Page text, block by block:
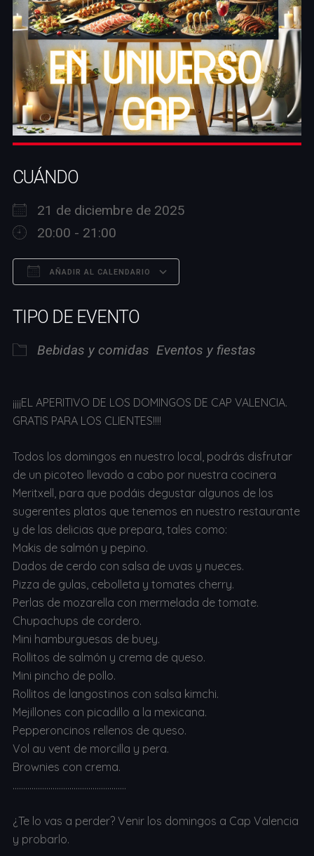
CUÁNDO
21 de diciembre de 2025
20:00 - 21:00
AÑADIR AL CALENDARIO
TIPO DE EVENTO
Bebidas y comidas Eventos y fiestas
¡¡¡¡EL APERITIVO DE LOS DOMINGOS DE CAP VALENCIA.
GRATIS PARA LOS CLIENTES!!!!
Todos los domingos en nuestro local, podrás disfrutar
de un picoteo llevado a cabo por nuestra cocinera
Meritxell, para que podáis degustar algunos de los
sugerentes platos que tenemos en nuestro restaurante
y de las delicias que prepara, tales como:
Makis de salmón y pepino.
Dados de cerdo con salsa de uvas y nueces.
Pizza de gulas, cebolleta y tomates cherry.
Perlas de mozarella con mermelada de tomate.
Chupachups de cordero.
Mini hamburguesas de buey.
Rollitos de salmón y crema de queso.
Mini pincho de pollo.
Rollitos de langostinos con salsa kimchi.
Mejillones con picadillo a la mexicana.
Pepperoncinos rellenos de queso.
Vol au vent de morcilla y pera.
Brownies con crema.
………………………………………………
¿Te lo vas a perder? Venir los domingos a Cap Valencia
y probarlo.